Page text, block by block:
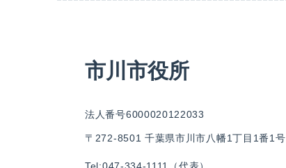
市川市役所
法人番号6000020122033
〒272-8501 千葉県市川市八幡1丁目1番1号